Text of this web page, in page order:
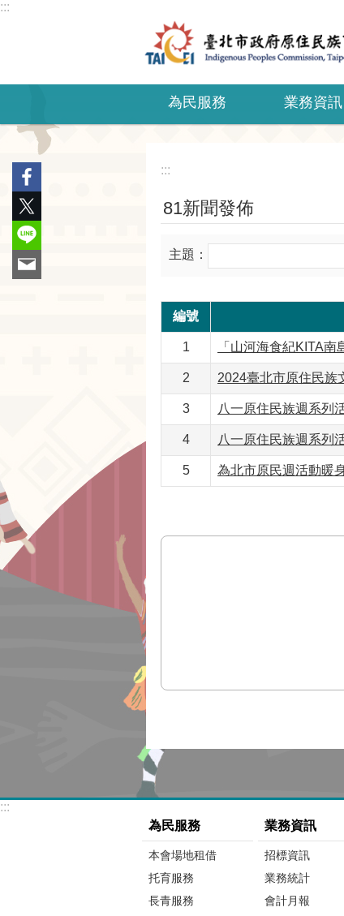
跳到主要內容區塊
:::
為民服務 業務資訊
:::
81新聞發佈
主題：
編號
1 「山河海食紀KITA
2 2024臺北市原住民族
3 八一原住民族週系列
4 八一原住民族週系列
5 為北市原民週活動暖
:::
為民服務
本會場地租借
托育服務
長青服務
業務資訊
招標資訊
業務統計
會計月報